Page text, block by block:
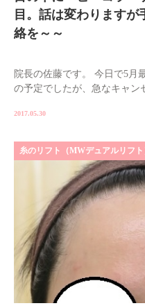
目。話は変わります
絡を～～
院長の佐藤です。 今日で5月
の予定でしたが、急なキャ
2017.05.30
糸のリフト（MWデュアルリフト